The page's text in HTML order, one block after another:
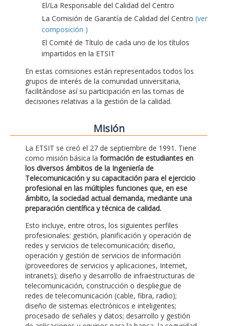
El/La Responsable del Calidad del Centro
La Comisión de Garantía de Calidad del Centro (ver
composición )
El Comité de Título de cada uno de los títulos
impartidos en la ETSIT
En estas comisiones están representados todos los
grupos de interés de la comunidad universitaria,
facilitándose así su participación en las tomas de
decisiones relativas a la gestión de la calidad.
Misión
La ETSIT se creó el 27 de septiembre de 1991. Tiene
como misión básica la formación de estudiantes en
los diversos ámbitos de la Ingeniería de
Telecomunicación y su capacitación para el ejercicio
profesional en las múltiples funciones que, en ese
ámbito, la sociedad actual demanda, mediante una
preparación científica y técnica de calidad.
Esto incluye, entre otros, los siguientes perfiles
profesionales: gestión, planificación y operación de
redes y servicios de telecomunicación; diseño,
operación y gestión de servicios de información
(proveedores de servicios y aplicaciones, Internet,
intranets); diseño y desarrollo de infraestructuras de
telecomunicación, construcción o despliegue de
redes de telecomunicación (cable, fibra, radio);
diseño de sistemas electrónicos e inteligentes;
procesado de señales y datos; desarrollo y gestión